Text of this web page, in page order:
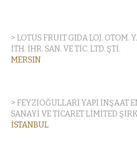
> LOTUS FRUİT GIDA LOJ. OTOM.
İTH. İHR. SAN. VE TİC. LTD. ŞTİ.
MERSIN
> FEYZİOĞULLARI YAPI İNŞAAT
SANAYİ VE TİCARET LİMİTED
İSTANBUL